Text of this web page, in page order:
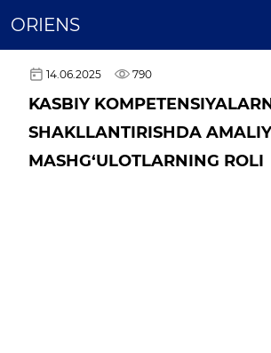
ORIENS
14.06.2025 790
KASBIY
SHAKLLANTIRISHDA AMALIY
MASHG‘ULOTLARNING ROLI